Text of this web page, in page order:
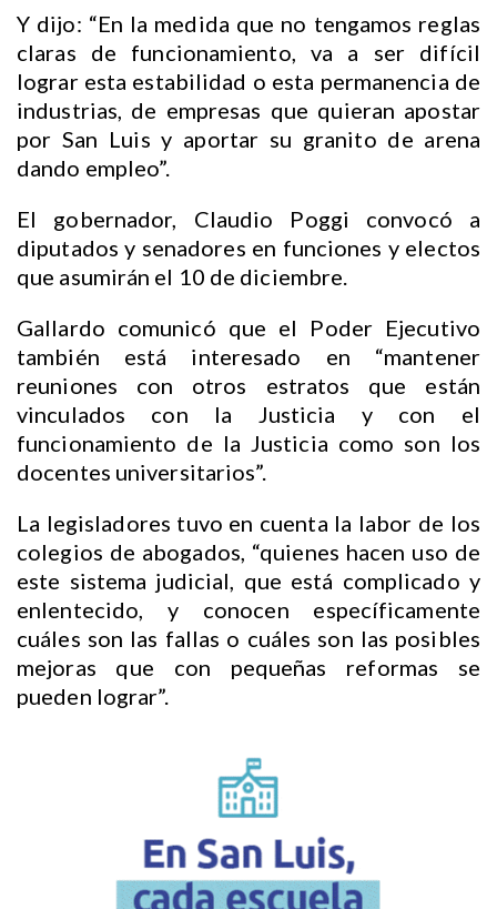
Y dijo: “En la medida que no tengamos reglas
claras de funcionamiento, va a ser difícil
lograr esta estabilidad o esta permanencia de
industrias, de empresas que quieran apostar
por San Luis y aportar su granito de arena
dando empleo”.
El gobernador, Claudio Poggi convocó a
diputados y senadores en funciones y electos
que asumirán el 10 de diciembre.
Gallardo comunicó que el Poder Ejecutivo
también está interesado en “mantener
reuniones con otros estratos que están
vinculados con la Justicia y con el
funcionamiento de la Justicia como son los
docentes universitarios”.
La legisladores tuvo en cuenta la labor de los
colegios de abogados, “quienes hacen uso de
este sistema judicial, que está complicado y
enlentecido, y conocen específicamente
cuáles son las fallas o cuáles son las posibles
mejoras que con pequeñas reformas se
pueden lograr”.